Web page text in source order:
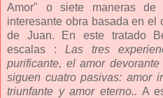
Amor" o siete maneras
interesante obra basada en el
de Juan. En este tratado
escalas : Las tres
purificante, el amor
siguen cuatro pasivas: amor
triunfante y amor eterno.. A